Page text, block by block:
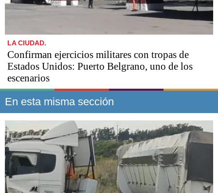
LA CIUDAD.
Confirman ejercicios militares con tropas de
Estados Unidos: Puerto Belgrano, uno de los
escenarios
En esta misma sección